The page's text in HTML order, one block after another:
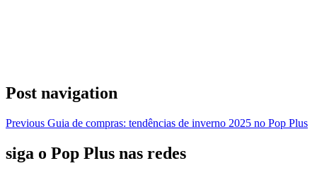
Post navigation
Previous Guia de compras: tendências de inverno 2025 no Pop Plus
siga o Pop Plus nas redes